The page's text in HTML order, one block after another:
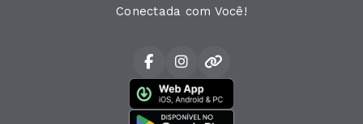
Conectada com Você!